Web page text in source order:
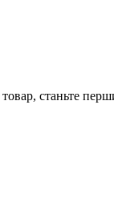
станьте